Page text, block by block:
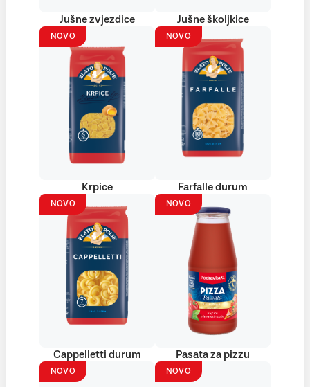
Jušne zvjezdice Jušne školjkice
NOVO
Krpice
NOVO
Farfalle durum
NOVO
Cappelletti durum
NOVO
Pasata za pizzu
NOVO NOVO